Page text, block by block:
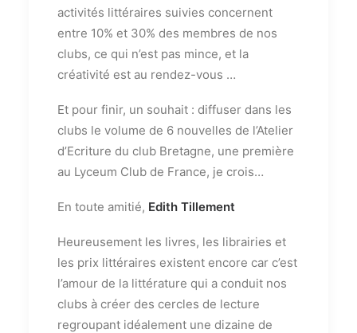
activités littéraires suivies concernent
entre 10% et 30% des membres de nos
clubs, ce qui n’est pas mince, et la
créativité est au rendez-vous …
Et pour finir, un souhait : diffuser dans les
clubs le volume de 6 nouvelles de l’Atelier
d’Ecriture du club Bretagne, une première
au Lyceum Club de France, je crois…
En toute amitié, Edith Tillement
Heureusement les livres, les librairies et
les prix littéraires existent encore car c’est
l’amour de la littérature qui a conduit nos
clubs à créer des cercles de lecture
regroupant idéalement une dizaine de